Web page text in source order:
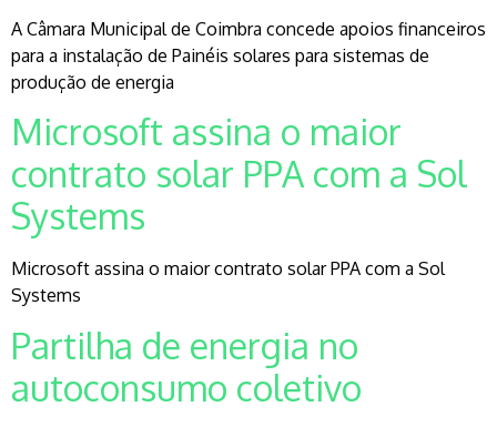
A Câmara Municipal de Coimbra concede apoios financeiros
para a instalação de Painéis solares para sistemas de
produção de energia
Microsoft assina o maior
contrato solar PPA com a Sol
Systems
Microsoft assina o maior contrato solar PPA com a Sol
Systems
Partilha de energia no
autoconsumo coletivo